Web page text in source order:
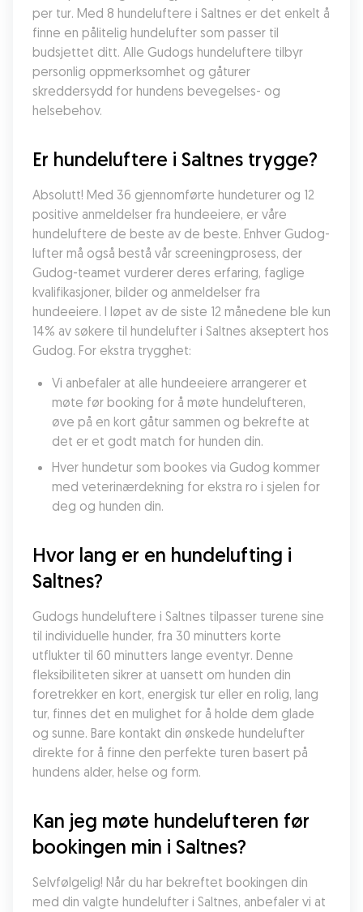
per tur. Med 8 hundeluftere i Saltnes er det enkelt å
finne en pålitelig hundelufter som passer til
budsjettet ditt. Alle Gudogs hundeluftere tilbyr
personlig oppmerksomhet og gåturer
skreddersydd for hundens bevegelses- og
helsebehov.
Er hundeluftere i Saltnes trygge?
Absolutt! Med 36 gjennomførte hundeturer og 12
positive anmeldelser fra hundeeiere, er våre
hundeluftere de beste av de beste. Enhver Gudog-
lufter må også bestå vår screeningprosess, der
Gudog-teamet vurderer deres erfaring, faglige
kvalifikasjoner, bilder og anmeldelser fra
hundeeiere. I løpet av de siste 12 månedene ble kun
14% av søkere til hundelufter i Saltnes akseptert hos
Gudog. For ekstra trygghet:
Vi anbefaler at alle hundeeiere arrangerer et
møte før booking for å møte hundelufteren,
øve på en kort gåtur sammen og bekrefte at
det er et godt match for hunden din.
Hver hundetur som bookes via Gudog kommer
med veterinærdekning for ekstra ro i sjelen for
deg og hunden din.
Hvor lang er en hundelufting i
Saltnes?
Gudogs hundeluftere i Saltnes tilpasser turene sine
til individuelle hunder, fra 30 minutters korte
utflukter til 60 minutters lange eventyr. Denne
fleksibiliteten sikrer at uansett om hunden din
foretrekker en kort, energisk tur eller en rolig, lang
tur, finnes det en mulighet for å holde dem glade
og sunne. Bare kontakt din ønskede hundelufter
direkte for å finne den perfekte turen basert på
hundens alder, helse og form.
Kan jeg møte hundelufteren før
bookingen min i Saltnes?
Selvfølgelig! Når du har bekreftet bookingen din
med din valgte hundelufter i Saltnes, anbefaler vi at